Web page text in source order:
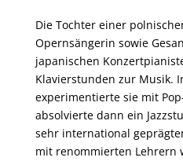
Die Tochter einer
Opernsängerin sowie
japanischen
Klavierstunden zur Musik.
experimentierte sie mit
absolvierte dann ein
sehr international
mit renommierten Lehrern